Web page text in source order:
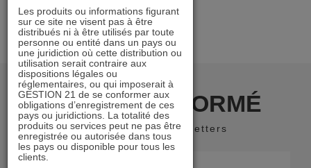
RESTER INFORMÉ
Recevoir nos newsletters
Les produits ou informations figurant
sur ce site ne visent pas à être
distribués ni à être utilisés par toute
personne ou entité dans un pays ou
une juridiction où cette distribution ou
utilisation serait contraire aux
dispositions légales ou
réglementaires, ou qui imposerait à
GESTION 21 de se conformer aux
obligations d’enregistrement de ces
pays ou juridictions. La totalité des
produits ou services peut ne pas être
enregistrée ou autorisée dans tous
les pays ou disponible pour tous les
clients.